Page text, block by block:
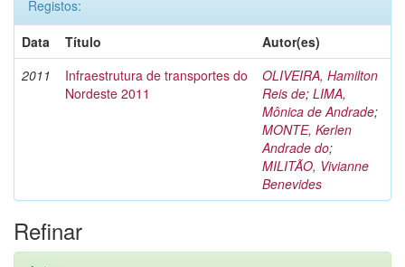
Registos:
Data
Título
Autor(es)
2011
Infraestrutura de transportes do
Nordeste 2011
OLIVEIRA, Hamilton
Reis de; LIMA,
Mônica de Andrade;
MONTE, Kerlen
Andrade do;
MILITÃO, Vivianne
Benevides
Refinar